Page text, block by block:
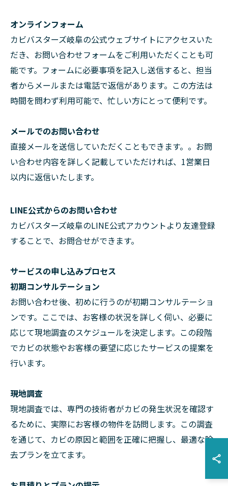
オンラインフォーム
カビバスターズ岐阜の公式ウェブサイトにアクセスいた
だき、お問い合わせフォームをご利用いただくことも可
能です。フォームに必要事項を記入し送信すると、担当
者からメールまたは電話で返信があります。この方法は
時間を問わず利用可能で、忙しい方にとって便利です。
メールでのお問い合わせ
直接メールを送信していただくこともできます。。お問
い合わせ内容を詳しく記載していただければ、1営業日
以内に返信いたします。
LINE公式からのお問い合わせ
カビバスターズ岐阜のLINE公式アカウントより友達登録
することで、お問合せができます。
サービスの申し込みプロセス
初期コンサルテーション
お問い合わせ後、初めに行うのが初期コンサルテーショ
ンです。ここでは、お客様の状況を詳しく伺い、必要に
応じて現地調査のスケジュールを決定します。この段階
でカビの状態やお客様の要望に応じたサービスの提案を
行います。
現地調査
現地調査では、専門の技術者がカビの発生状況を確認す
るために、実際にお客様の物件を訪問します。この調査
を通じて、カビの原因と範囲を正確に把握し、最適な除
去プランを立てます。